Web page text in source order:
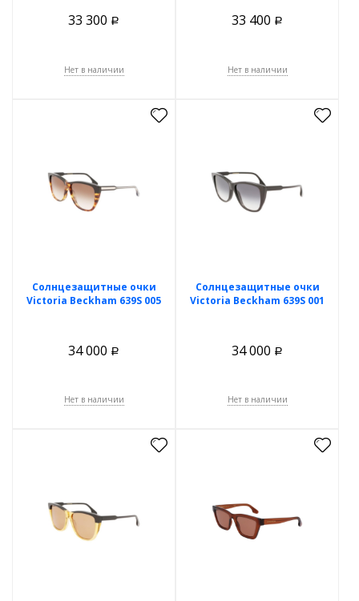
33 300 Р
Нет в наличии
33 400 Р
Нет в наличии
Солнцезащитные очки
Victoria Beckham 639S 005
34 000 Р
Нет в наличии
Солнцезащитные очки
Victoria Beckham 639S 001
34 000 Р
Нет в наличии